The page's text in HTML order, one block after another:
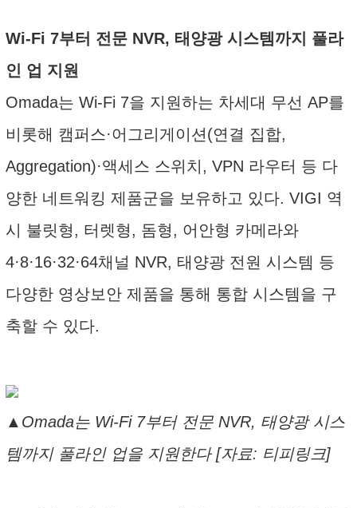
Wi-Fi 7부터 전문 NVR, 태양광 시스템까지 풀라
인 업 지원
Omada는 Wi-Fi 7을 지원하는 차세대 무선 AP를
비롯해 캠퍼스·어그리게이션(연결 집합,
Aggregation)·액세스 스위치, VPN 라우터 등 다
양한 네트워킹 제품군을 보유하고 있다. VIGI 역
시 불릿형, 터렛형, 돔형, 어안형 카메라와
4·8·16·32·64채널 NVR, 태양광 전원 시스템 등
다양한 영상보안 제품을 통해 통합 시스템을 구
축할 수 있다.
▲Omada는 Wi-Fi 7부터 전문 NVR, 태양광 시스
템까지 풀라인 업을 지원한다 [자료: 티피링크]